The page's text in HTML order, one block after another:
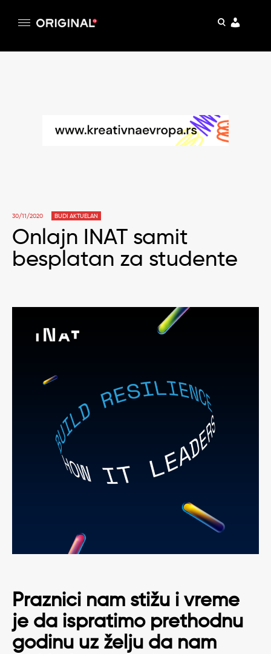
pretraga
30/11/2020 BUDI AKTUELAN
Onlajn INAT samit
besplatan za studente
Praznici nam stižu i vreme
je da ispratimo prethodnu
godinu uz želju da nam